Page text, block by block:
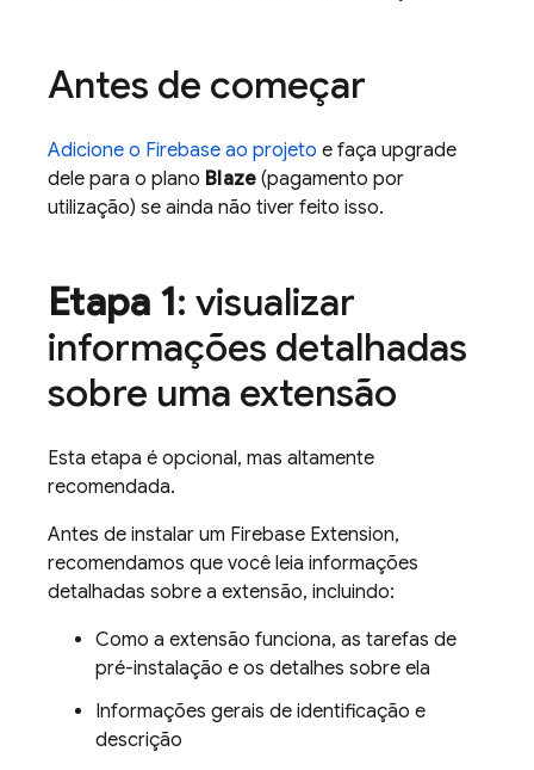
Antes de começar
Adicione o Firebase ao projeto e faça upgrade
dele para o plano Blaze (pagamento por
utilização) se ainda não tiver feito isso.
Etapa 1: visualizar
informações detalhadas
sobre uma extensão
Esta etapa é opcional, mas altamente
recomendada.
Antes de instalar um Firebase Extension,
recomendamos que você leia informações
detalhadas sobre a extensão, incluindo:
Como a extensão funciona, as tarefas de
pré-instalação e os detalhes sobre ela
Informações gerais de identificação e
descrição